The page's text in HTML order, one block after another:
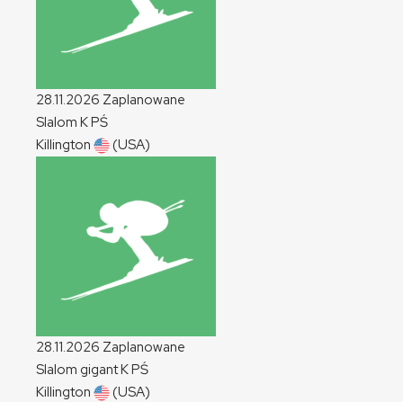
28.11.2026 Zaplanowane
Slalom KPŚ
Killington
(USA)
28.11.2026 Zaplanowane
Slalom gigantKPŚ
Killington
(USA)